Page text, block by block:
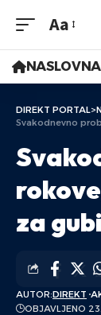
Aa
NASLOVNA
DIREKT PORTAL>
Svakodnevno
za
AUTOR:DIREKT
OBJAVLJENO